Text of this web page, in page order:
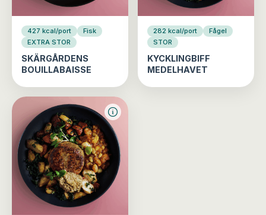
427 kcal/port
Fisk
EXTRA STOR
SKÄRGÅRDENS
BOUILLABAISSE
282 kcal/port
Fågel
STOR
KYCKLINGBIFF
MEDELHAVET